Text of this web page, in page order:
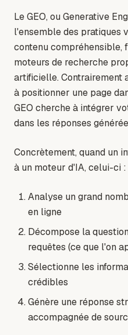
Le GEO, ou Generative
l'ensemble des pratiques
contenu compréhensible,
moteurs de recherche
artificielle. Contrairement
à positionner une page
GEO cherche à intégrer
dans les réponses
Concrètement, quand un
à un moteur d'IA, celui-ci :
Analyse un grand
en ligne
Décompose la
requêtes (ce que l'on
Sélectionne les
crédibles
Génère une réponse
accompagnée de